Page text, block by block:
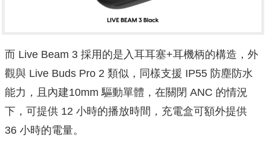
而 Live Beam 3 採用的是入耳耳塞+耳機柄的構造，外
觀與 Live Buds Pro 2 類似，同樣支援 IP55 防塵防水
能力，且內建10mm 驅動單體，在關閉 ANC 的情況
下，可提供 12 小時的播放時間，充電盒可額外提供
36 小時的電量。